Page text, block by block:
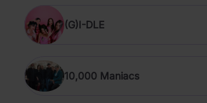
(G)I-DLE
10,000 Maniacs